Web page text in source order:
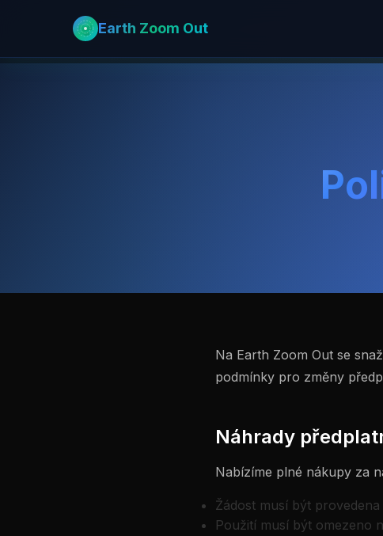
Earth Zoom Out
Na Earth Zoom Out se
podmínky pro změny
Náhrady
Nabízíme plné nákupy za
Žádost musí být
Použití musí být omezeno